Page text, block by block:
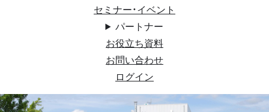
セミナー・イベント
パートナー
お役立ち資料
お問い合わせ
ログイン